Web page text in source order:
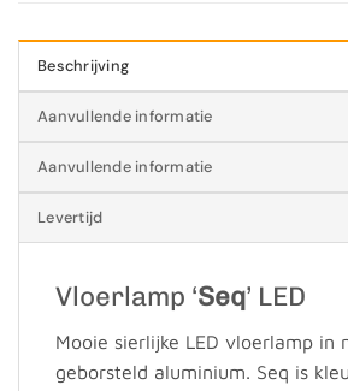
Beschrijving
Aanvullende informatie
Aanvullende informatie
Levertijd
Vloerlamp ‘Seq’ LED
Mooie sierlijke LED vloerlamp in
geborsteld aluminium. Seq is